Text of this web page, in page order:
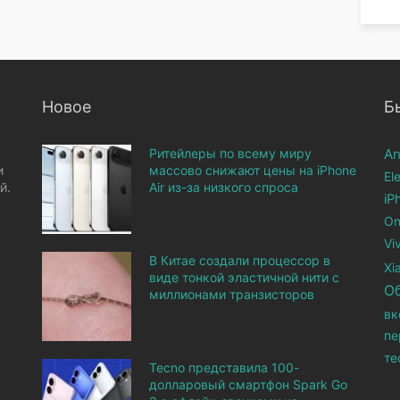
Новое
Ритейлеры по всему миру
массово снижают цены на iPhone
Air из-за низкого спроса
В Китае создали процессор в
виде тонкой эластичной нити с
миллионами транзисторов
Tecno представила 100-
долларовый смартфон Spark Go